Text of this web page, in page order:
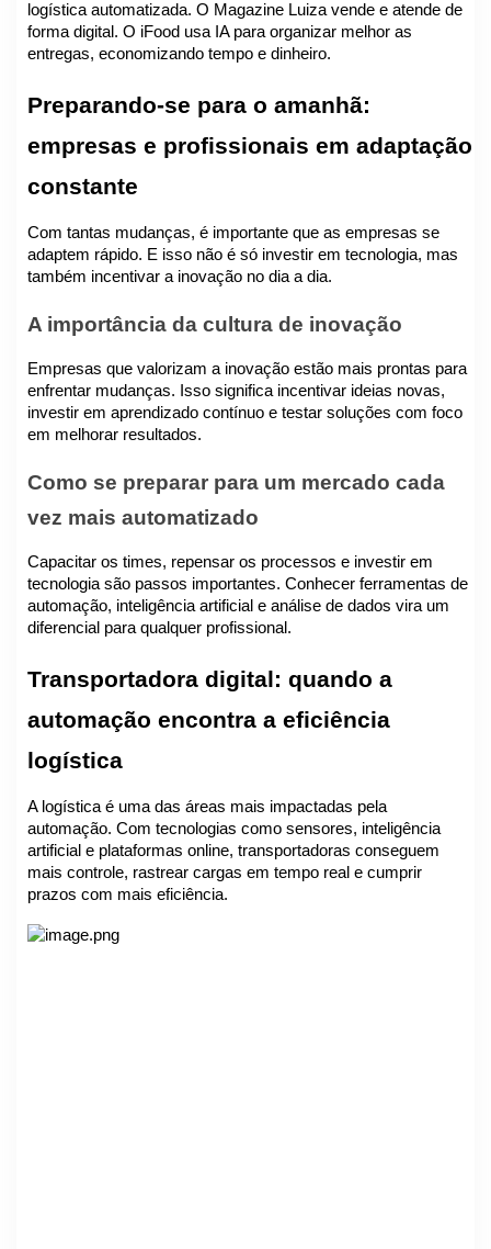
logística automatizada. O Magazine Luiza vende e atende de
forma digital. O iFood usa IA para organizar melhor as
entregas, economizando tempo e dinheiro.
Preparando-se para o amanhã:
empresas e profissionais em adaptação
constante
Com tantas mudanças, é importante que as empresas se
adaptem rápido. E isso não é só investir em tecnologia, mas
também incentivar a inovação no dia a dia.
A importância da cultura de inovação
Empresas que valorizam a inovação estão mais prontas para
enfrentar mudanças. Isso significa incentivar ideias novas,
investir em aprendizado contínuo e testar soluções com foco
em melhorar resultados.
Como se preparar para um mercado cada
vez mais automatizado
Capacitar os times, repensar os processos e investir em
tecnologia são passos importantes. Conhecer ferramentas de
automação, inteligência artificial e análise de dados vira um
diferencial para qualquer profissional.
Transportadora digital: quando a
automação encontra a eficiência
logística
A logística é uma das áreas mais impactadas pela
automação. Com tecnologias como sensores, inteligência
artificial e plataformas online, transportadoras conseguem
mais controle, rastrear cargas em tempo real e cumprir
prazos com mais eficiência.